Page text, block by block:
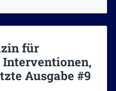
für
Ausgabe #9